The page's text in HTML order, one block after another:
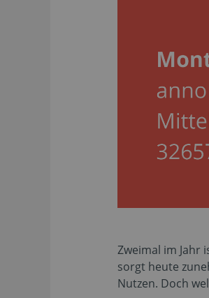
Zweimal im Jahr
sorgt heute
Nutzen. Doch